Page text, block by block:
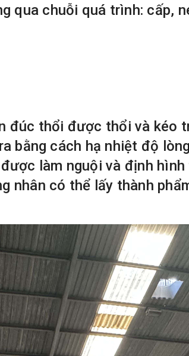
qua chuỗi quá trình: cấp,
đúc thổi được thổi và kéo
bằng cách hạ nhiệt độ
làm nguội và định
nhân có thể lấy thành